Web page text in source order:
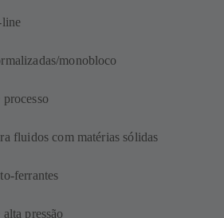
line
monobloco
fluidos com matérias sólidas
ferrantes
pressão